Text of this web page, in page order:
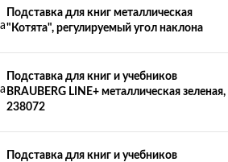
Подставка для книг металлическая
"Котята", регулируемый угол наклона
Подставка для книг и учебников
BRAUBERG LINE+ металлическая зеленая,
238072
Подставка для книг и учебников